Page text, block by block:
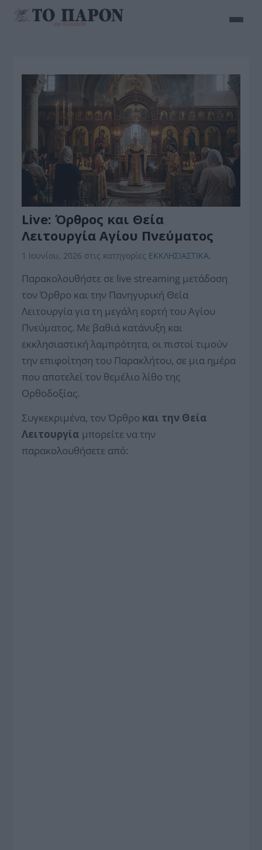
Live: Όρθρος και Θεία
Λειτουργία Αγίου Πνεύματος
1 Ιουνίου, 2026 στις κατηγορίες ΕΚΚΛΗΣΙΑΣΤΙΚΑ,
Παρακολουθήστε σε live streaming μετάδοση
τον Όρθρο και την Πανηγυρική Θεία
Λειτουργία για τη μεγάλη εορτή του Αγίου
Πνεύματος. Με βαθιά κατάνυξη και
εκκλησιαστική λαμπρότητα, οι πιστοί τιμούν
την επιφοίτηση του Παρακλήτου, σε μια ημέρα
που αποτελεί τον θεμέλιο λίθο της
Ορθοδοξίας.
Συγκεκριμένα, τον Όρθρο και την Θεία
Λειτουργία μπορείτε να την
παρακολουθήσετε από: